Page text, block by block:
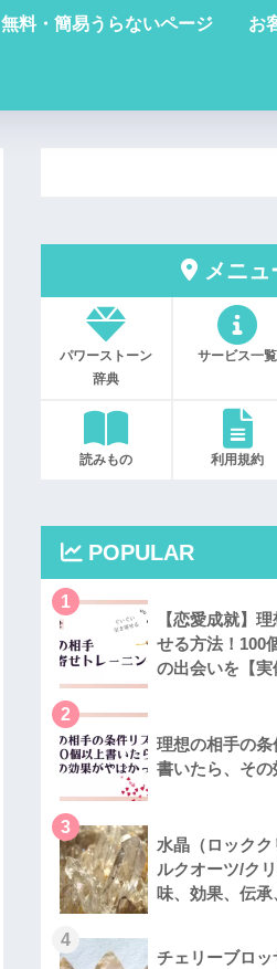
無料・簡易うらないページ お
メニュ
パワーストーン
辞典
サービス一覧
読みもの 利用規約
POPULAR
1
【恋愛成就】
せる方法！100
の出会いを【実
2
理想の相手の条
書いたら、そ
3
水晶（ロック
ルクオーツ/ク
味、効果、伝
4
チェリーブロ